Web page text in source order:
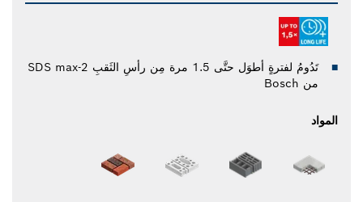
تَدُومُ لفترةٍ أطوَل حتَّى 1.5 مرة مِن رأسِ الثَقبِ SDS max-2
من Bosch
المواد